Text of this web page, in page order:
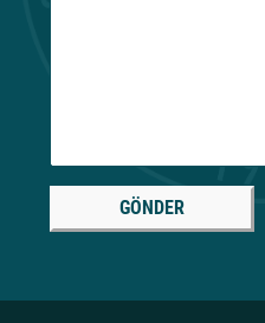
GÖNDER